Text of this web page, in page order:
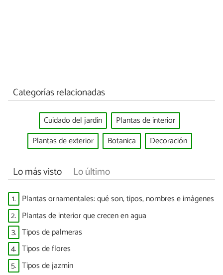
Categorías relacionadas
Cuidado del jardín
Plantas de interior
Plantas de exterior
Botanica Decoración
Lo más visto Lo último
1. Plantas ornamentales: qué son, tipos, nombres e imágenes
2. Plantas de interior que crecen en agua
3. Tipos de palmeras
4. Tipos de flores
5. Tipos de jazmín